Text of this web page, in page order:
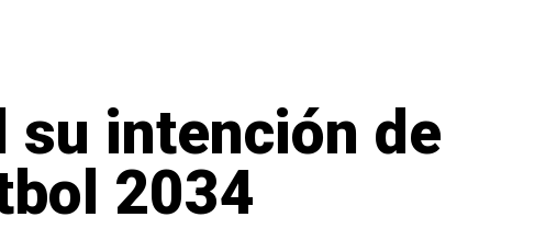
su intención de
2034